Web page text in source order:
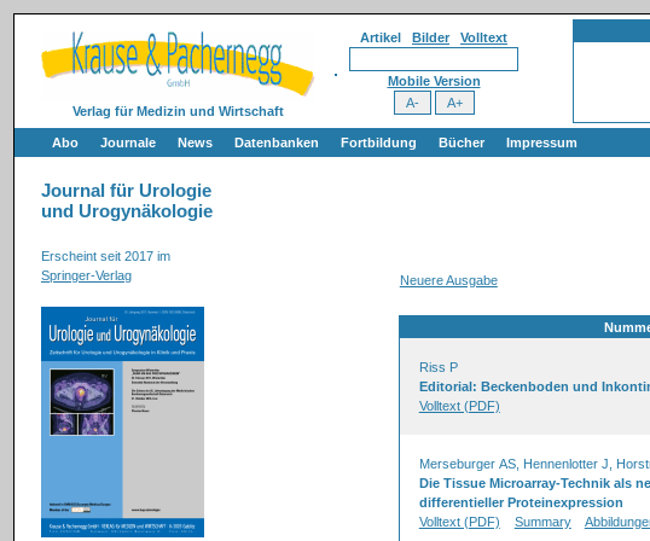
Verlag für Medizin und Wirtschaft
Artikel Bilder Volltext
Mobile Version
Abo Journale News Datenbanken Fortbildung Bücher Impressum
Journal für Urologie
und Urogynäkologie
Erscheint seit 2017 im
Springer-Verlag
Neuere Ausgabe
Riss P
Editorial: Beckenboden und
Volltext (PDF)
Merseburger AS, Hennenlotter J,
Die Tissue Microarray-Technik als
differentieller Proteinexpression
Volltext (PDF)
Summary